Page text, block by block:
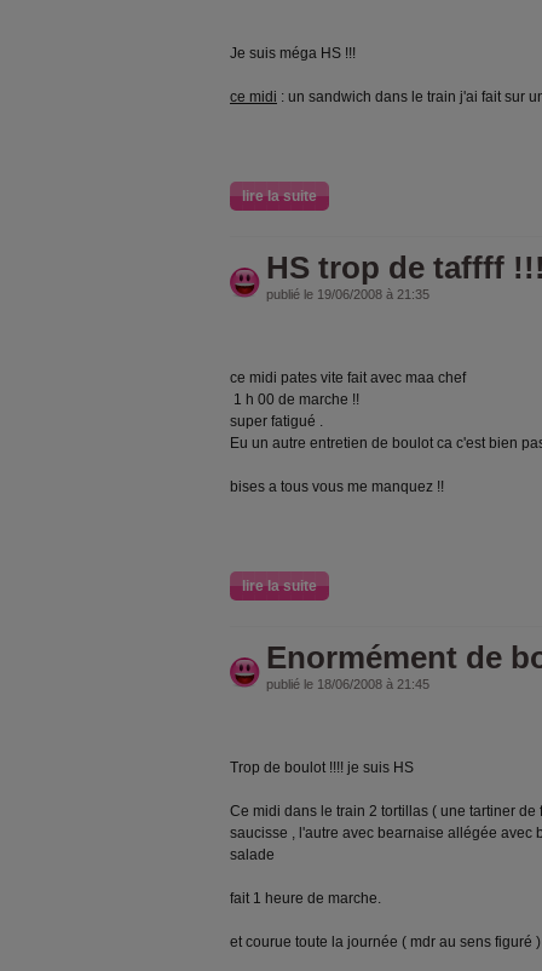
Je suis méga HS !!!
ce midi : un sandwich dans le train j'ai fait sur
lire la suite
HS trop de taffff
publié le 19/06/2008 à 21:35
ce midi pates vite fait avec maa chef
1 h 00 de marche !!
super fatigué .
Eu un autre entretien de boulot ca c'est bien
bises a tous vous me manquez !!
lire la suite
Enormément de
publié le 18/06/2008 à 21:45
Trop de boulot !!!! je suis HS
Ce midi dans le train 2 tortillas ( une tartiner
saucisse , l'autre avec bearnaise allégée avec
salade
fait 1 heure de marche.
et courue toute la journée ( mdr au sens figuré )